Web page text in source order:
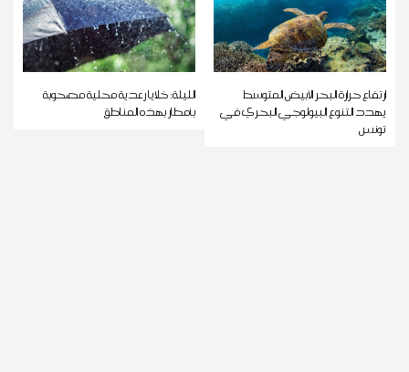
ارتفاع حرارة البحر الأبيض المتوسط
يهدد التنوع البيولوجي البحري في
تونس
الليلة: خلايا رعدية محلية مصحوبة
بأمطار بهذه المناطق